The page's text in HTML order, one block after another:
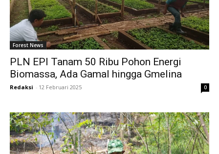
Forest News
PLN EPI Tanam 50 Ribu Pohon Energi
Biomassa, Ada Gamal hingga Gmelina
Redaksi - 12 Februari 2025 0